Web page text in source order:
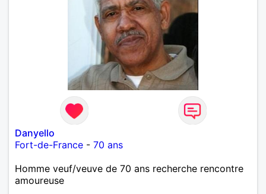
Danyello
Fort-de-France - 70 ans
Homme veuf/veuve de 70 ans recherche rencontre
amoureuse